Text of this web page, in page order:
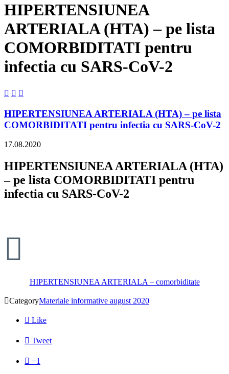
HIPERTENSIUNEA
ARTERIALA (HTA) – pe lista
COMORBIDITATI pentru
infectia cu SARS-CoV-2
  
HIPERTENSIUNEA ARTERIALA (HTA) – pe lista
COMORBIDITATI pentru infectia cu SARS-CoV-2
17.08.2020
HIPERTENSIUNEA ARTERIALA (HTA)
– pe lista COMORBIDITATI pentru
infectia cu SARS-CoV-2

HIPERTENSIUNEA ARTERIALA – comorbiditate
CategoryMateriale informative august 2020
 Like
 Tweet
 +1